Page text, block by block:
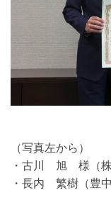
（写真左から）
・古川 旭 様（株
・長内 繁樹（豊中